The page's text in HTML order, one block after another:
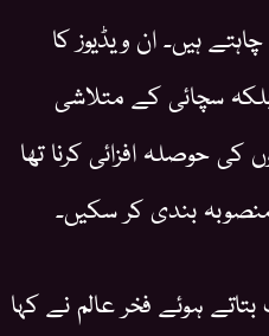
ہیں۔ ان ویڈیوز کا
سچائی کے متلاشی
کی حوصلہ افزائی کرنا تھا
بندی کر سکیں۔
ہوئے فخر عالم نے کہا